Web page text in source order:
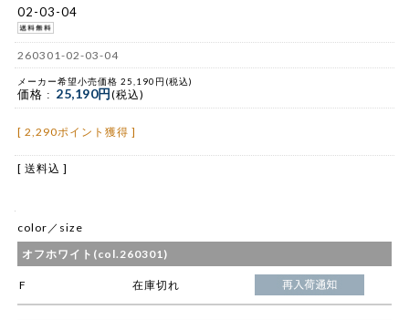
02-03-04
260301-02-03-04
メーカー希望小売価格 25,190円(税込)
価格 : 25,190円 (税込)
[ 2,290ポイント獲得 ]
[ 送料込 ]
color／size
オフホワイト(col.260301)
F 在庫切れ